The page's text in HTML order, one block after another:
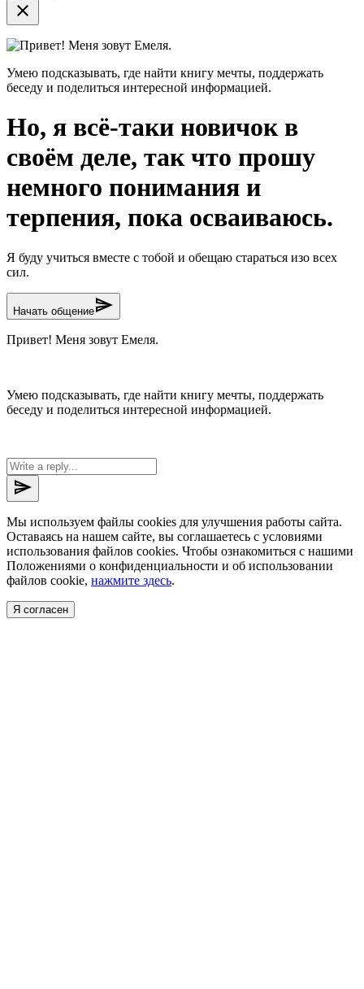
close
Привет! Меня зовут Емеля.
Умею подсказывать, где найти книгу мечты, поддержать
беседу и поделиться интересной информацией.
Но, я всё-таки новичок в
своём деле, так что прошу
немного понимания и
терпения, пока осваиваюсь.
Я буду учиться вместе с тобой и обещаю стараться изо всех
сил.
Начать общениеsend
Привет! Меня зовут Емеля.
Умею подсказывать, где найти книгу мечты, поддержать
беседу и поделиться интересной информацией.
send
Мы используем файлы cookies для улучшения работы сайта.
Оставаясь на нашем сайте, вы соглашаетесь с условиями
использования файлов cookies. Чтобы ознакомиться с нашими
Положениями о конфиденциальности и об использовании
файлов cookie, нажмите здесь.
Я согласен